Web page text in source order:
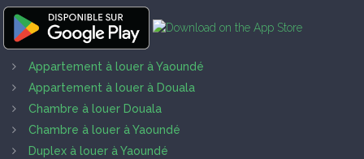
Appartement à louer à Yaoundé
Appartement à louer à Douala
Chambre à louer Douala
Chambre à louer à Yaoundé
Duplex à louer à Yaoundé